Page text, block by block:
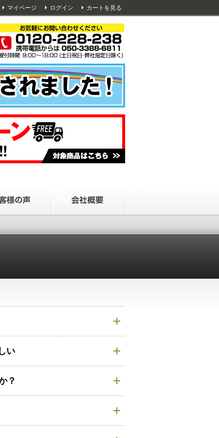
マイページ ログイン カートを見る
い
？